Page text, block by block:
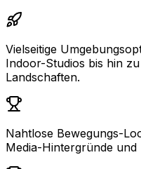
Vielseitige
Indoor-Studios bis hin
Landschaften.
Nahtlose Bewegungs-
Media-Hintergründe und